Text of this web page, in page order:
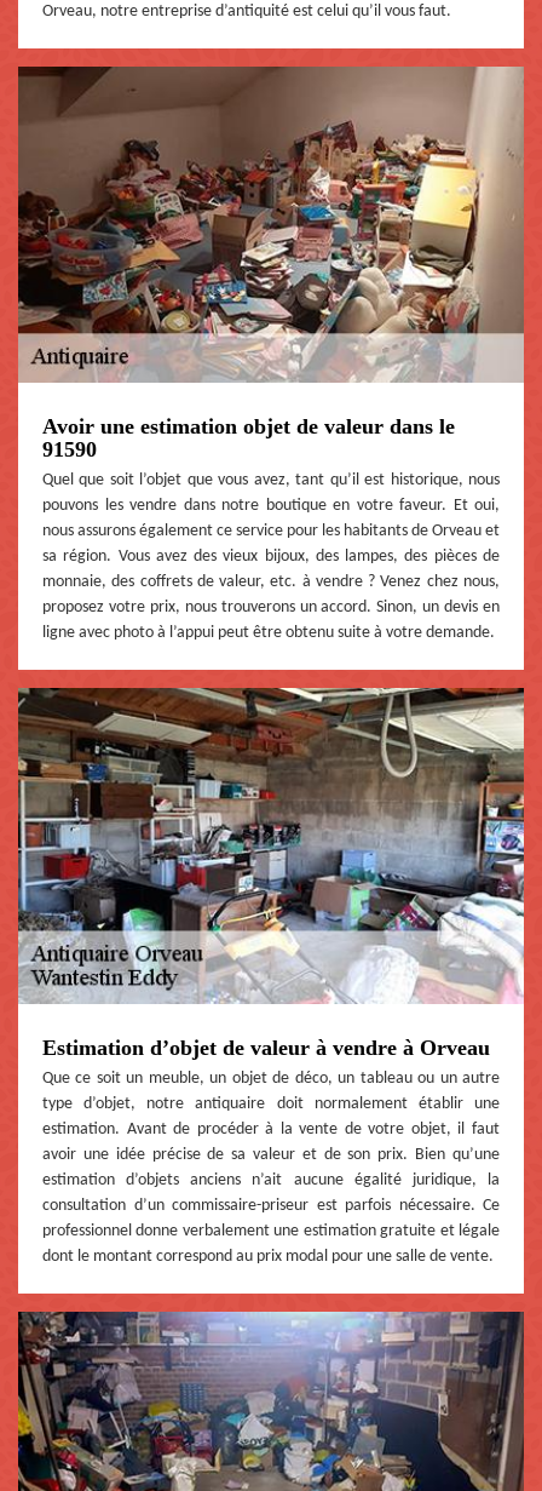
Orveau, notre entreprise d’antiquité est celui qu’il vous faut.
Avoir une estimation objet de valeur dans le
91590
Quel que soit l’objet que vous avez, tant qu’il est historique, nous
pouvons les vendre dans notre boutique en votre faveur. Et oui,
nous assurons également ce service pour les habitants de Orveau et
sa région. Vous avez des vieux bijoux, des lampes, des pièces de
monnaie, des coffrets de valeur, etc. à vendre ? Venez chez nous,
proposez votre prix, nous trouverons un accord. Sinon, un devis en
ligne avec photo à l’appui peut être obtenu suite à votre demande.
Estimation d’objet de valeur à vendre à Orveau
Que ce soit un meuble, un objet de déco, un tableau ou un autre
type d’objet, notre antiquaire doit normalement établir une
estimation. Avant de procéder à la vente de votre objet, il faut
avoir une idée précise de sa valeur et de son prix. Bien qu’une
estimation d’objets anciens n’ait aucune égalité juridique, la
consultation d’un commissaire-priseur est parfois nécessaire. Ce
professionnel donne verbalement une estimation gratuite et légale
dont le montant correspond au prix modal pour une salle de vente.